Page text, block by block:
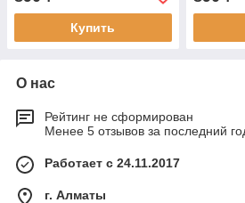
Купить
О нас
Рейтинг не сформирован
Менее 5 отзывов за последний
Работает с 24.11.2017
г. Алматы